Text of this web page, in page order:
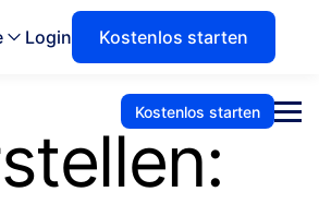
Login Kostenlos starten
Kostenlos starten